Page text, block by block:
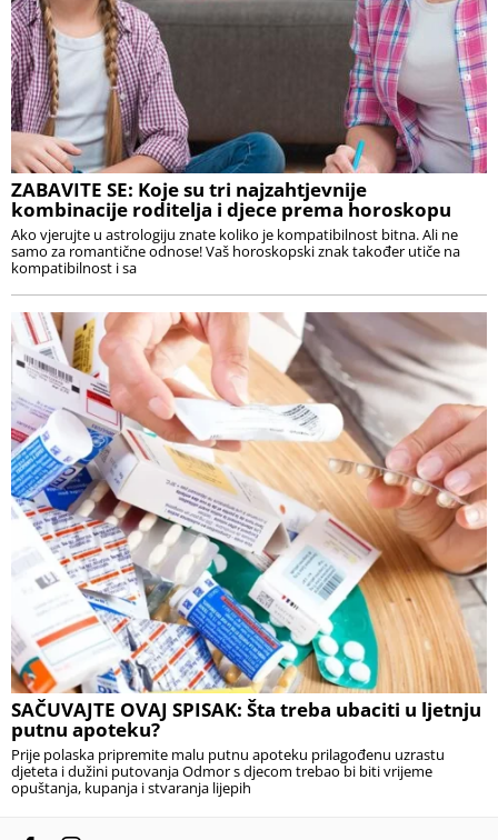
ZABAVITE SE: Koje su tri najzahtjevnije
kombinacije roditelja i djece prema horoskopu
Ako vjerujte u astrologiju znate koliko je kompatibilnost bitna. Ali ne
samo za romantične odnose! Vaš horoskopski znak također utiče na
kompatibilnost i sa
SAČUVAJTE OVAJ SPISAK: Šta treba ubaciti u ljetnju
putnu apoteku?
Prije polaska pripremite malu putnu apoteku prilagođenu uzrastu
djeteta i dužini putovanja Odmor s djecom trebao bi biti vrijeme
opuštanja, kupanja i stvaranja lijepih